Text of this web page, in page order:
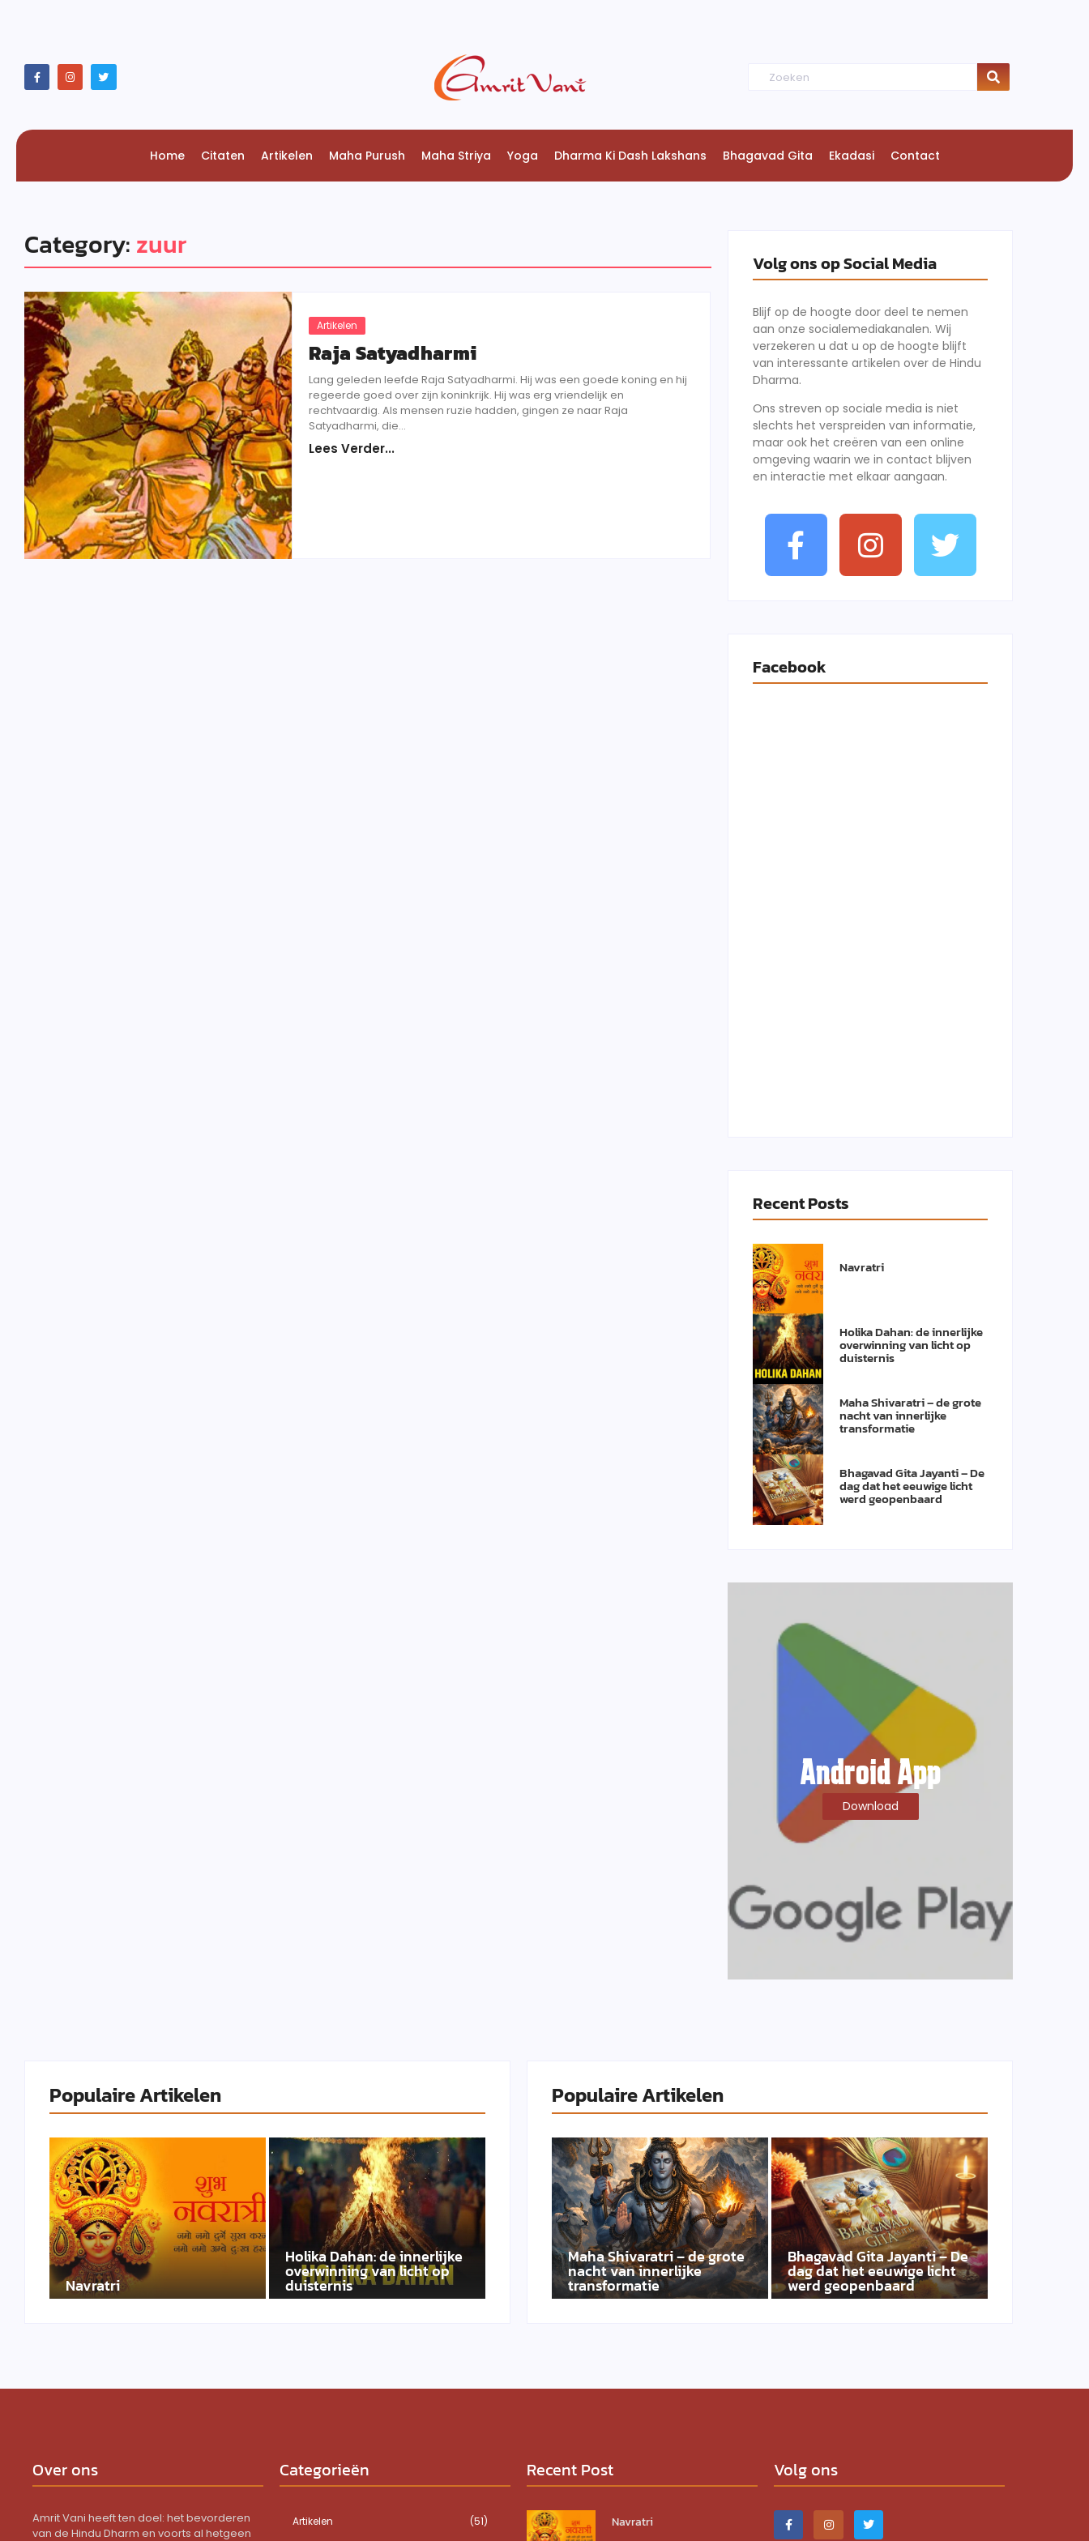
Home Citaten Artikelen Maha Purush Maha Striya Yoga Dharma Ki Dash Lakshans Bhagavad Gita Ekadasi Contact
Category: zuur
Artikelen
Raja Satyadharmi
Lang geleden leefde Raja Satyadharmi. Hij was een goede koning en hij
regeerde goed over zijn koninkrijk. Hij was erg vriendelijk en
rechtvaardig. Als mensen ruzie hadden, gingen ze naar Raja
Satyadharmi, die...
Lees Verder...
Volg ons op Social Media
Blijf op de hoogte door deel te nemen
aan onze socialemediakanalen. Wij
verzekeren u dat u op de hoogte blijft
van interessante artikelen over de Hindu
Dharma.
Ons streven op sociale media is niet
slechts het verspreiden van informatie,
maar ook het creëren van een online
omgeving waarin we in contact blijven
en interactie met elkaar aangaan.
Facebook
Recent Posts
Navratri
Holika Dahan: de innerlijke
overwinning van licht op
duisternis
Maha Shivaratri – de grote
nacht van innerlijke
transformatie
Bhagavad Gita Jayanti – De
dag dat het eeuwige licht
werd geopenbaard
Android App
Download
Populaire Artikelen
Navratri
Holika Dahan: de innerlijke
overwinning van licht op
duisternis
Populaire Artikelen
Maha Shivaratri – de grote
nacht van innerlijke
transformatie
Bhagavad Gita Jayanti – De
dag dat het eeuwige licht
werd geopenbaard
Over ons
Amrit Vani heeft ten doel: het bevorderen
van de Hindu Dharm en voorts al hetgeen
Categorieën
Artikelen (51)
Recent Post
Navratri
Volg ons